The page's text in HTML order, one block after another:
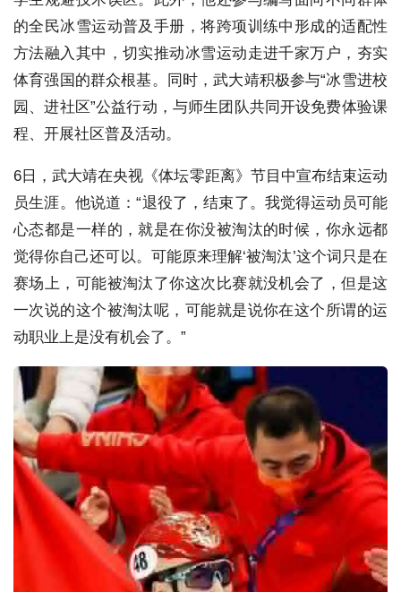
的全民冰雪运动普及手册，将跨项训练中形成的适配性
方法融入其中，切实推动冰雪运动走进千家万户，夯实
体育强国的群众根基。同时，武大靖积极参与“冰雪进校
园、进社区”公益行动，与师生团队共同开设免费体验课
程、开展社区普及活动。
6日，武大靖在央视《体坛零距离》节目中宣布结束运动
员生涯。他说道：“退役了，结束了。我觉得运动员可能
心态都是一样的，就是在你没被淘汰的时候，你永远都
觉得你自己还可以。可能原来理解‘被淘汰’这个词只是在
赛场上，可能被淘汰了你这次比赛就没机会了，但是这
一次说的这个被淘汰呢，可能就是说你在这个所谓的运
动职业上是没有机会了。”